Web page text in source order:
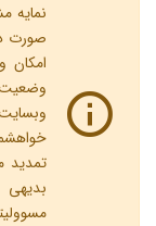
نمایه
صورت
امکان
تمدید